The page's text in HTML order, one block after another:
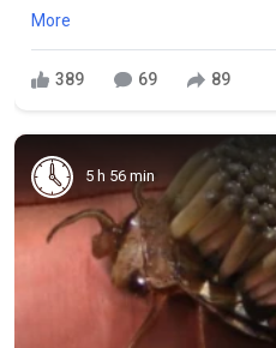
More
389 69 89
5 h 56 min